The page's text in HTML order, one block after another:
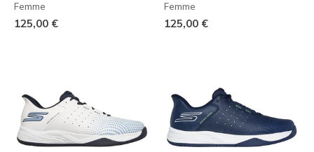
Femme
125,00 €
Femme
125,00 €